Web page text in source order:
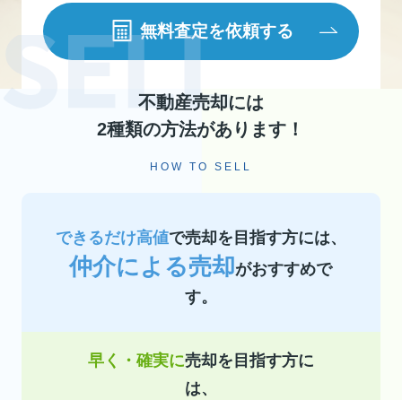
無料査定を依頼する
不動産売却には
2種類の方法があります！
HOW TO SELL
できるだけ高値で売却を目指す方には、
仲介による売却がおすすめで
す。
早く・確実に売却を目指す方に
は、